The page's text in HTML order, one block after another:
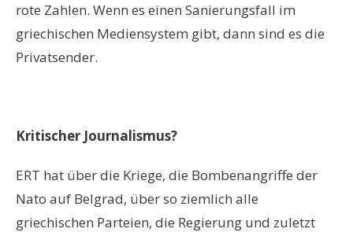
rote Zahlen. Wenn es einen Sanierungsfall im
griechischen Mediensystem gibt, dann sind es die
Privatsender.
Kritischer Journalismus?
ERT hat über die Kriege, die Bombenangriffe der
Nato auf Belgrad, über so ziemlich alle
griechischen Parteien, die Regierung und zuletzt